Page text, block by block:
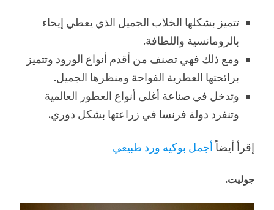
تتميز بشكلها الخلاب الجميل الذي يعطي إيحاء
بالرومانسية واللطافة.
ومع ذلك فهي تصنف من أقدم أنواع الورود وتتميز
برائحتها العطرية الفواحة ومنظرها الجميل.
وتدخل في صناعة أغلى أنواع العطور العالمية
وتنفرد دولة فرنسا في زراعتها بشكل دوري.
إقرأ أيضاً أجمل بوكيه ورد طبيعي
جوليت.